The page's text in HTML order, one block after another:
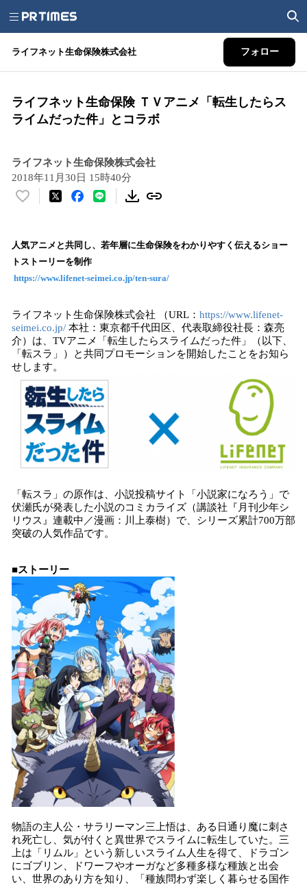
ライフネット生命保険株式会社 フォロー
ライフネット生命保険 ＴＶアニメ「転生したらス
ライムだった件」とコラボ
ライフネット生命保険株式会社
2018年11月30日 15時40分
い
！
数
を
込
み
中
で
す
人気アニメと共同し、若年層に生命保険をわかりやすく伝えるショー
トストーリーを制作
https://www.lifenet-seimei.co.jp/ten-sura/
ライフネット生命保険株式会社 （URL： https://www.lifenet-
seimei.co.jp/ 本社：東京都千代田区、代表取締役社長：森亮
介）は、TVアニメ「転生したらスライムだった件」（以下、
「転スラ」）と共同プロモーションを開始したことをお知ら
せします。
「転スラ」の原作は、小説投稿サイト「小説家になろう」で
伏瀬氏が発表した小説のコミカライズ（講談社『月刊少年シ
リウス』連載中／漫画：川上泰樹）で、シリーズ累計700万部
突破の人気作品です。
■ストーリー
物語の主人公・サラリーマン三上悟は、ある日通り魔に刺さ
れ死亡し、気が付くと異世界でスライムに転生していた。三
上は「リムル」という新しいスライム人生を得て、ドラゴン
にゴブリン、ドワーフやオーガなど多種多様な種族と出会
い、世界のあり方を知り、「種族問わず楽しく暮らせる国作